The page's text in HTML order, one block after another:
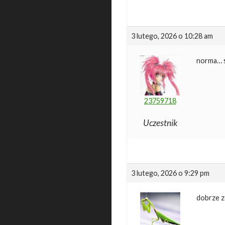
3 lutego, 2026 o 10:28 am
23759718
Uczestnik
norma…
3 lutego, 2026 o 9:29 pm
dobrze